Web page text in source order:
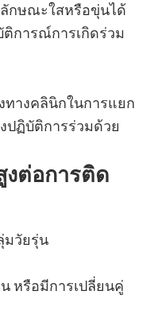
กษณะใสหรือขุ่นได้
การณ์การเกิดร่วม
ทางคลินิกในการแยก
ปฏิบัติการร่วมด้วย
งต่อการติด
มวัยรุ่น
หรือมีการเปลี่ยนคู่